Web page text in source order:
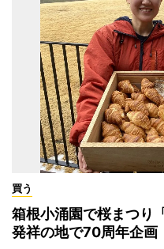
買う
箱根小涌園で桜まつ
発祥の地で70周年企画